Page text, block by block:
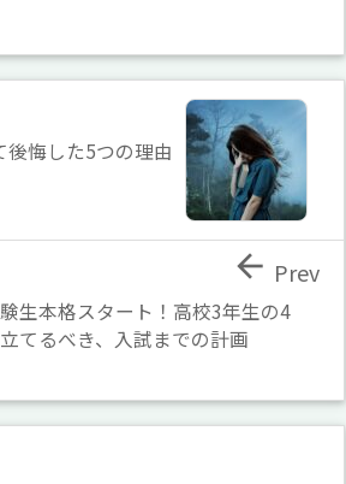
後悔した5つの理由
生本格スタート！高校3年生の4
てるべき、入試までの計画
 Prev